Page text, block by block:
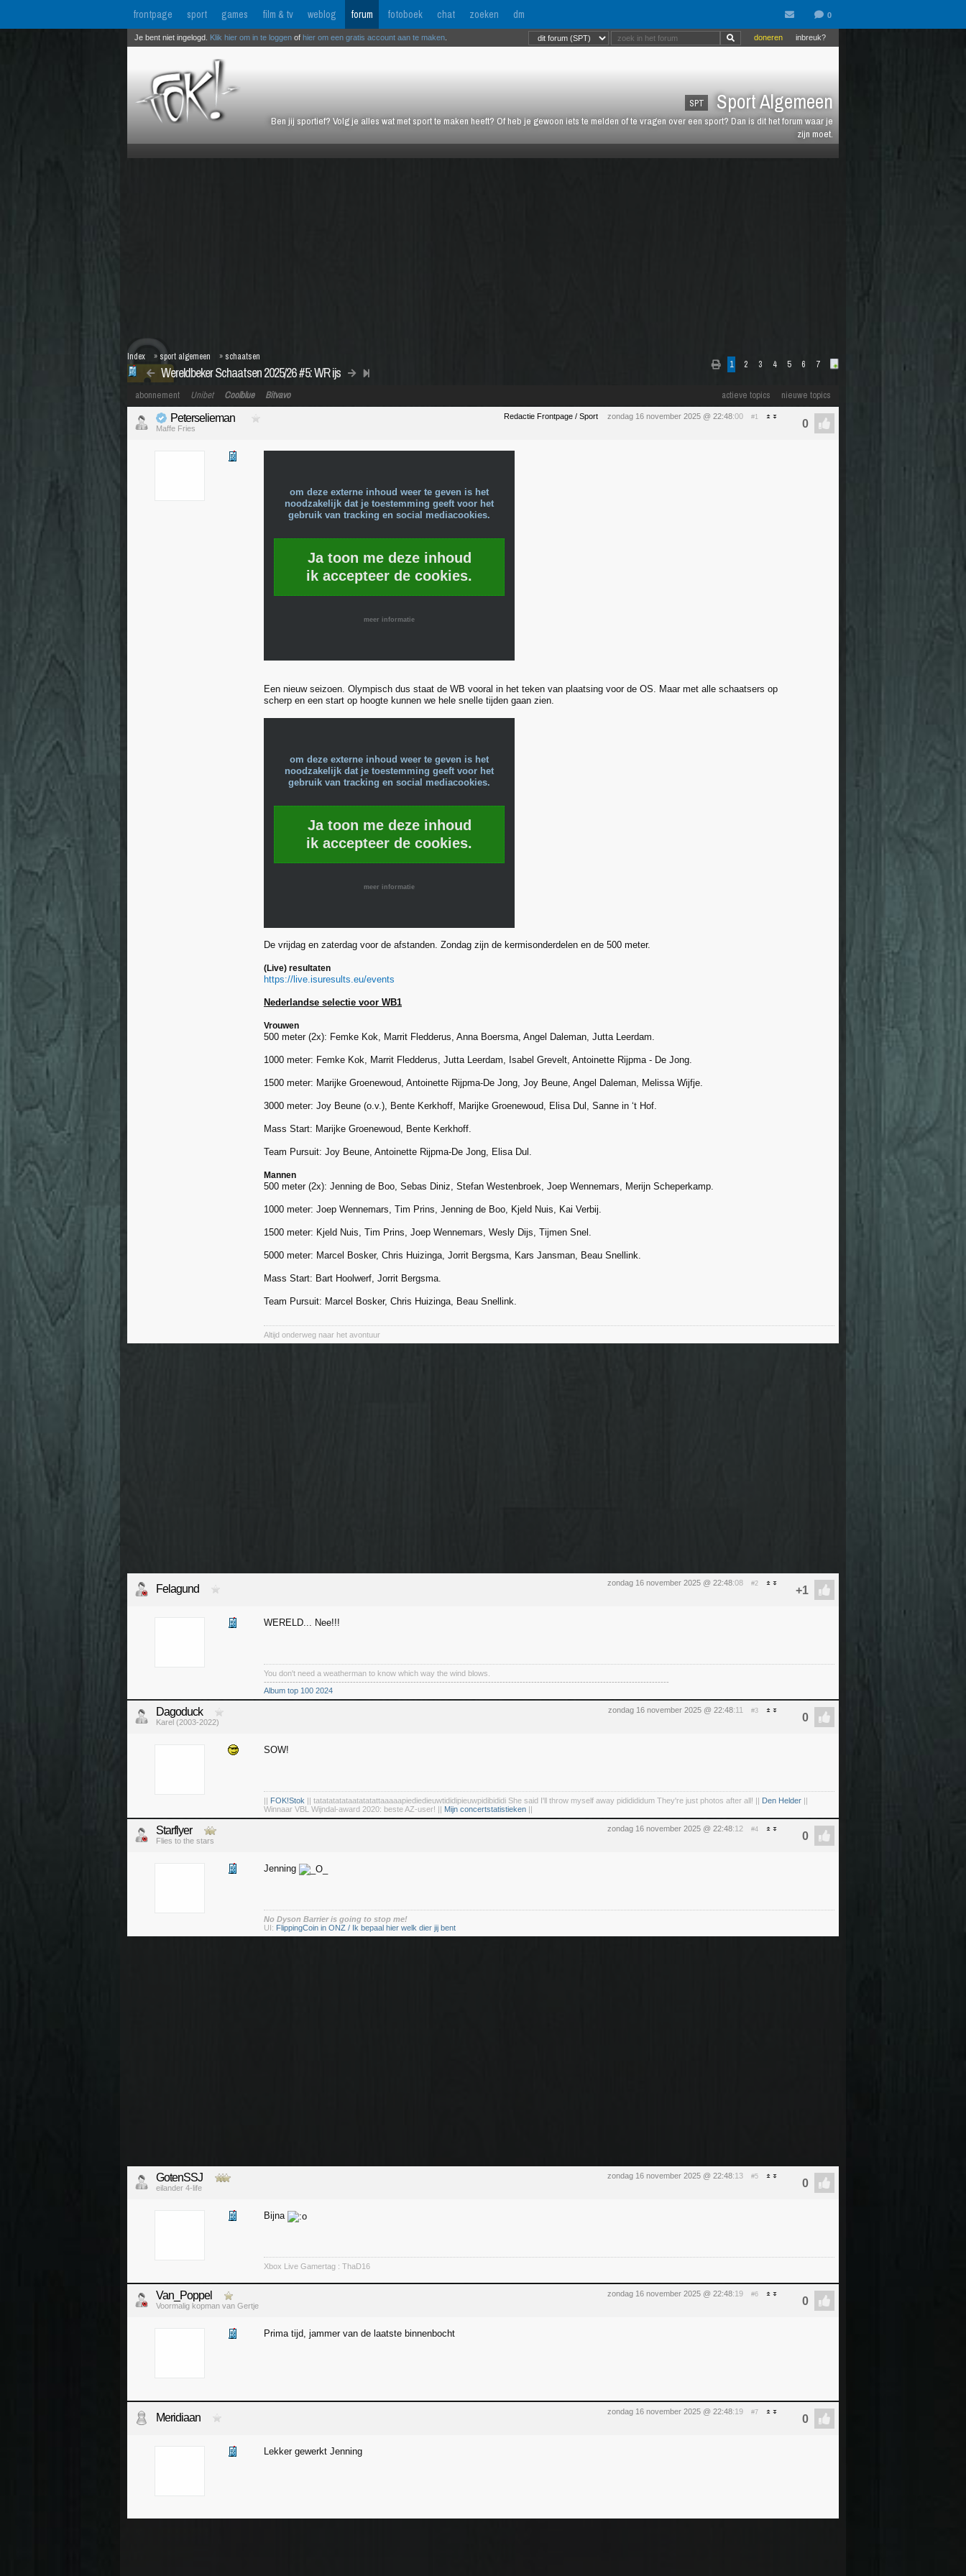
frontpage sport games film & tv weblog forum fotoboek chat zoeken dm
SPT Sport Algemeen
Ben jij sportief? Volg je alles wat met sport te maken heeft? Of heb je gewoon iets te melden of te vragen over een sport? Dan is dit het forum waar je
zijn moet.
inbreuk?
doneren
Je bent niet ingelogd. Klik hier om in te loggen of hier om een gratis account aan te maken
1 2 3 4 5 6 7
Wereldbeker Schaatsen 2025/26 #5: WR ijs
Index » sport algemeen » schaatsen
actieve topics nieuwe topics
abonnement Unibet Coolblue Bitvavo
Redactie Frontpage / Sport zondag 16 november 2025 @ 22:48:00 #1
Peterselieman
Maffe Fries
om deze externe inhoud weer te geven is het
noodzakelijk dat je toestemming geeft voor het
gebruik van tracking en social mediacookies.
Ja toon me deze inhoud
ik accepteer de cookies.
meer informatie
Een nieuw seizoen. Olympisch dus staat de WB vooral in het teken van plaatsing voor de OS. Maar met alle schaatsers op
scherp en een start op hoogte kunnen we hele snelle tijden gaan zien.
om deze externe inhoud weer te geven is het
noodzakelijk dat je toestemming geeft voor het
gebruik van tracking en social mediacookies.
Ja toon me deze inhoud
ik accepteer de cookies.
meer informatie
De vrijdag en zaterdag voor de afstanden. Zondag zijn de kermisonderdelen en de 500 meter.
(Live) resultaten
https://live.isuresults.eu/events
Nederlandse selectie voor WB1
Vrouwen
500 meter (2x): Femke Kok, Marrit Fledderus, Anna Boersma, Angel Daleman, Jutta Leerdam.
1000 meter: Femke Kok, Marrit Fledderus, Jutta Leerdam, Isabel Grevelt, Antoinette Rijpma - De Jong.
1500 meter: Marijke Groenewoud, Antoinette Rijpma-De Jong, Joy Beune, Angel Daleman, Melissa Wijfje.
3000 meter: Joy Beune (o.v.), Bente Kerkhoff, Marijke Groenewoud, Elisa Dul, Sanne in ‘t Hof.
Mass Start: Marijke Groenewoud, Bente Kerkhoff.
Team Pursuit: Joy Beune, Antoinette Rijpma-De Jong, Elisa Dul.
Mannen
500 meter (2x): Jenning de Boo, Sebas Diniz, Stefan Westenbroek, Joep Wennemars, Merijn Scheperkamp.
1000 meter: Joep Wennemars, Tim Prins, Jenning de Boo, Kjeld Nuis, Kai Verbij.
1500 meter: Kjeld Nuis, Tim Prins, Joep Wennemars, Wesly Dijs, Tijmen Snel.
5000 meter: Marcel Bosker, Chris Huizinga, Jorrit Bergsma, Kars Jansman, Beau Snellink.
Mass Start: Bart Hoolwerf, Jorrit Bergsma.
Team Pursuit: Marcel Bosker, Chris Huizinga, Beau Snellink.
Altijd onderweg naar het avontuur
zondag 16 november 2025 @ 22:48:08 #2
Felagund
WERELD... Nee!!!
You don't need a weatherman to know which way the wind blows.
---------------------------------------------------------------------------------------------------------------------------------------------
Album top 100 2024
zondag 16 november 2025 @ 22:48:11 #3
Dagoduck
Karel (2003-2022)
SOW!
|| FOK!Stok || tatatatatataatatatattaaaaapiediedieuwtididipieuwpidibididi She said I'll throw myself away pididididum They're just photos after all! || Den Helder ||
Winnaar VBL Wijndal-award 2020: beste AZ-user! || Mijn concertstatistieken ||
zondag 16 november 2025 @ 22:48:12 #4
Starflyer
Flies to the stars
Jenning
No Dyson Barrier is going to stop me!
UI: FlippingCoin in ONZ / Ik bepaal hier welk dier jij bent
zondag 16 november 2025 @ 22:48:13 #5
GotenSSJ
eilander 4-life
Bijna
Xbox Live Gamertag : ThaD16
zondag 16 november 2025 @ 22:48:19 #6
Van_Poppel
Voormalig kopman van Gertje
Prima tijd, jammer van de laatste binnenbocht
zondag 16 november 2025 @ 22:48:19 #7
Meridiaan
Lekker gewerkt Jenning